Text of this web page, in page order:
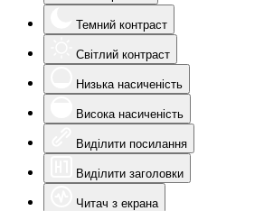
Темний контраст
Світлий контраст
Низька насиченість
Висока насиченість
Виділити посилання
Виділити заголовки
Читач з екрана